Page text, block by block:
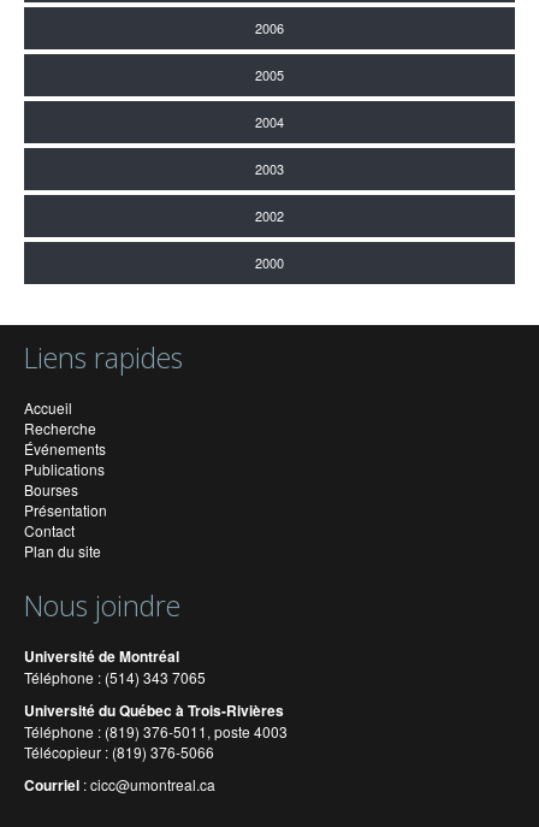
2006
2005
2004
2003
2002
2000
Liens rapides
Accueil
Recherche
Événements
Publications
Bourses
Présentation
Contact
Plan du site
Nous joindre
Université de Montréal
Téléphone : (514) 343 7065
Université du Québec à Trois-Rivières
Téléphone : (819) 376-5011, poste 4003
Télécopieur : (819) 376-5066
Courriel :cicc@umontreal.ca